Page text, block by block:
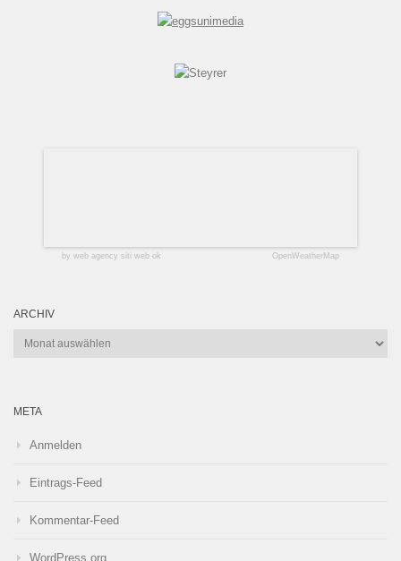
by web agency siti web ok OpenWeatherMap
ARCHIV
Archiv
META
Anmelden
Eintrags-Feed
Kommentar-Feed
WordPress.org